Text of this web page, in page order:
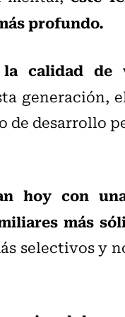
profundo.
la calidad de
generación,
de desarrollo
hoy con
más
selectivos y